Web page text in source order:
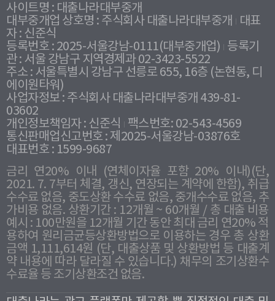
사이트명 : 대출나라대부중개
대부중개업 상호명 : 주식회사 대출나라대부중개
대표
자 : 신준식
등록번호 : 2025-서울강남-0111(대부중개업) 등록기
관 : 서울 강남구 지역경제과 02-3423-5522
주소 : 서울특별시 강남구 선릉로 655, 16층 (논현동, 디
에이원타워)
사업자정보 : 주식회사 대출나라대부중개 439-81-
03602
개인정보책임자 : 신준식
팩스번호: 02-543-4569
통신판매업신고번호 : 제2025-서울강남-03876호
대표번호 : 1599-9687
금리 연20% 이내 (연체이자율 포함 20% 이내)(단,
2021. 7. 7부터 체결, 갱신, 연장되는 계약에 한함), 취급
수수료 없음, 중도상환 수수료 없음, 중개수수료 없음, 추
가비용 없음. 상환기간 : 12개월 ~ 60개월 / 총 대출 비용
예시 : 100만원을 12개월 기간 동안 최대 금리 연20% 적
용하여 원리금균등상환방법으로 이용하는 경우 총 상환
금액 1,111,614원 (단, 대출상품 및 상환방법 등 대출계
약 내용에 따라 달라질 수 있습니다.) 채무의 조기상환수
수료율 등 조기상환조건 없음.